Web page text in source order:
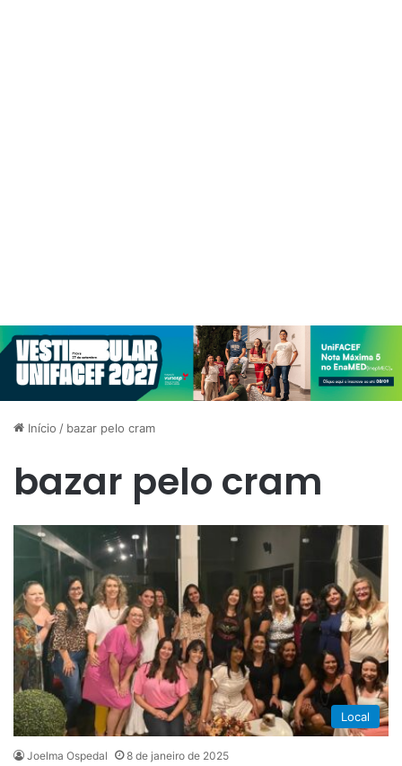
Início / bazar pelo cram
bazar pelo cram
Local
Joelma Ospedal 8 de janeiro de 2025